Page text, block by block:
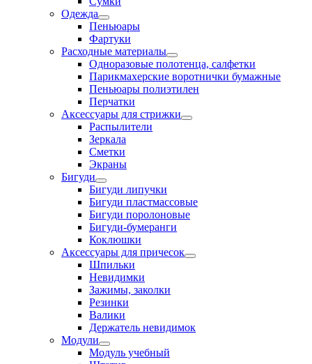
Одежда
Пеньюары
Фартуки
Расходные материалы
Одноразовые полотенца, салфетки
Парикмахерские воротнички бумажные
Пеньюары полиэтилен
Перчатки
Аксессуары для стрижки
Распылители
Зеркала
Сметки
Экраны
Бигуди
Бигуди липучки
Бигуди пластмассовые
Бигуди поролоновые
Бигуди-бумеранги
Коклюшки
Аксессуары для причесок
Шпильки
Невидимки
Зажимы, заколки
Резинки
Валики
Держатель невидимок
Модули
Модуль учебный